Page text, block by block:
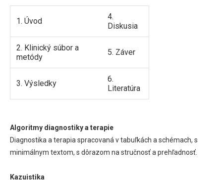
1. Úvod
4.
Diskusia
2. Klinický súbor a
metódy
5. Záver
3. Výsledky
6.
Literatúra
Algoritmy diagnostiky a terapie
Diagnostika a terapia spracovaná v tabuľkách a schémach, s
minimálnym textom, s dôrazom na stručnosť a prehľadnosť.
Kazuistika